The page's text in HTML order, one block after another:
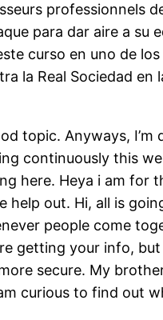
professionnels
para dar aire a su
curso en uno de
la Real Sociedad en
topic. Anyways, I’m
continuously this
here. Heya i am for
out. Hi, all is
people come
getting your info,
secure. My
curious to find out